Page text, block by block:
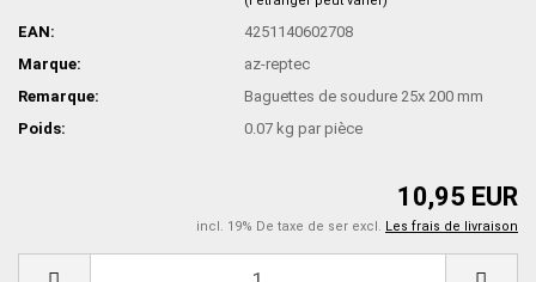
EAN:
4251140602708
Marque:
az-reptec
Remarque:
Baguettes de soudure 25x 200 mm
Poids:
0.07 kg par pièce
10,95 EUR
incl. 19% De taxe de ser excl. Les frais de livraison